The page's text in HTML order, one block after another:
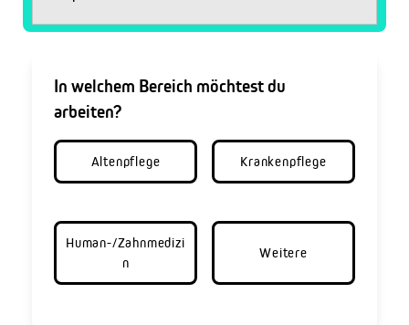
In welchem Bereich möchtest du
arbeiten?
Altenpflege Krankenpflege
Human-/Zahnmedizi
n
Weitere